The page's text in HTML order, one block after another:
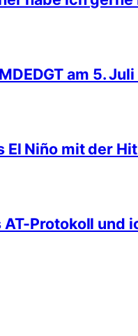
am 5.
El Niño mit der
AT-Protokoll und